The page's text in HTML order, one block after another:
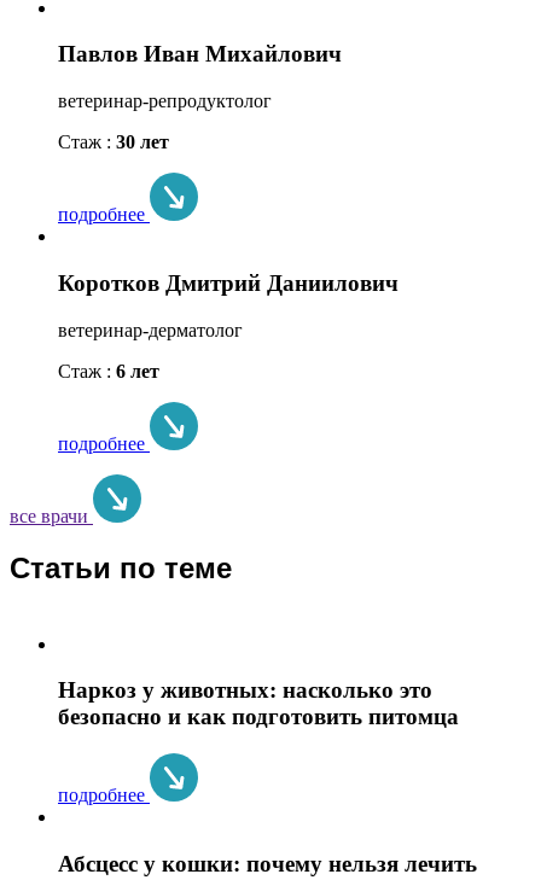
Павлов Иван Михайлович
ветеринар-репродуктолог
Стаж : 30 лет
подробнее
Коротков Дмитрий Даниилович
ветеринар-дерматолог
Стаж : 6 лет
подробнее
все врачи
Статьи по теме
Наркоз у животных: насколько это
безопасно и как подготовить питомца
подробнее
Абсцесс у кошки: почему нельзя лечить